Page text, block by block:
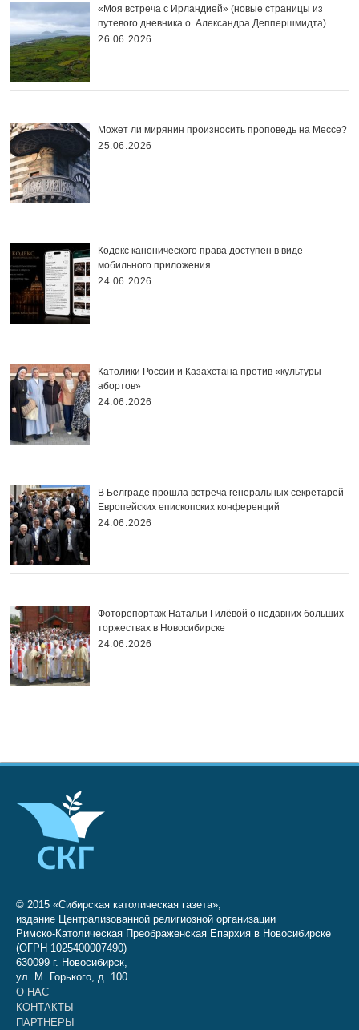
«Моя встреча с Ирландией» (новые страницы из
путевого дневника о. Александра Деппершмидта)
26.06.2026
Может ли мирянин произносить проповедь на Мессе?
25.06.2026
Кодекс канонического права доступен в виде
мобильного приложения
24.06.2026
Католики России и Казахстана против «культуры
абортов»
24.06.2026
В Белграде прошла встреча генеральных секретарей
Европейских епископских конференций
24.06.2026
Фоторепортаж Натальи Гилёвой о недавних больших
торжествах в Новосибирске
24.06.2026
© 2015 «Сибирская католическая газета»,
издание Централизованной религиозной организации
Римско-Католическая Преображенская Епархия в Новосибирске
(ОГРН 1025400007490)
630099 г. Новосибирск,
ул. М. Горького, д. 100
О НАС
КОНТАКТЫ
ПАРТНЕРЫ